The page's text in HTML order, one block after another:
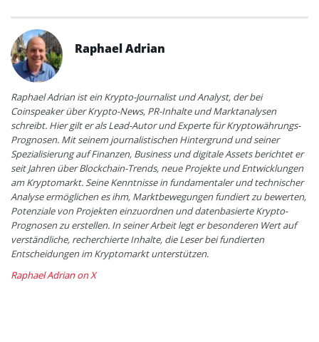
Raphael Adrian
Raphael Adrian ist ein Krypto-Journalist und Analyst, der bei
Coinspeaker über Krypto-News, PR-Inhalte und Marktanalysen
schreibt. Hier gilt er als Lead-Autor und Experte für Kryptowährungs-
Prognosen. Mit seinem journalistischen Hintergrund und seiner
Spezialisierung auf Finanzen, Business und digitale Assets berichtet er
seit Jahren über Blockchain-Trends, neue Projekte und Entwicklungen
am Kryptomarkt. Seine Kenntnisse in fundamentaler und technischer
Analyse ermöglichen es ihm, Marktbewegungen fundiert zu bewerten,
Potenziale von Projekten einzuordnen und datenbasierte Krypto-
Prognosen zu erstellen. In seiner Arbeit legt er besonderen Wert auf
verständliche, recherchierte Inhalte, die Leser bei fundierten
Entscheidungen im Kryptomarkt unterstützen.
Raphael Adrian on X